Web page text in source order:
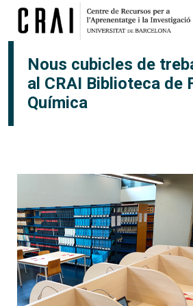
Vés al
Nous cubicles de
al CRAI Biblioteca de
Química
×